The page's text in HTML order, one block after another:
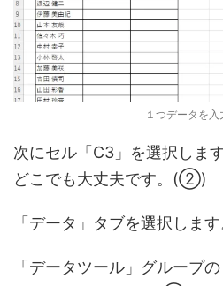
１つデータを入
次にセル「C3」を選択しま
どこでも大丈夫です。(②)
「データ」タブを選択しま
「データツール」グループ